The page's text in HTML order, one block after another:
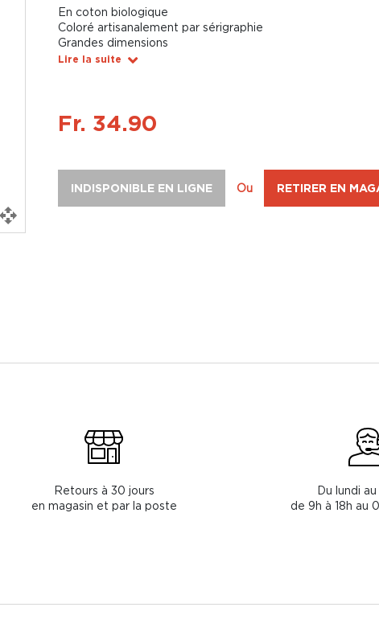
En coton biologique
Coloré artisanalement par sérigraphie
Grandes dimensions
Lire la suite
Fr. 34.90
INDISPONIBLE EN LIGNE Ou RETIRER EN
Retours à 30 jours
en magasin et par la poste
Du lundi
de 9h à 18h au